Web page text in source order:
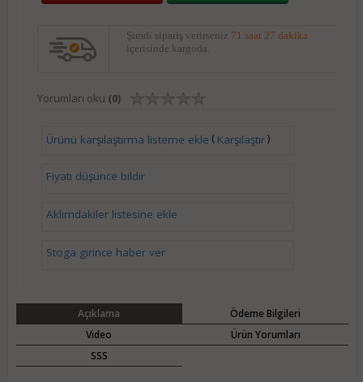
Şimdi sipariş verirseniz 71 saat 27 dakika
içerisinde kargoda.
Yorumları oku (0)
Ürünü karşılaştırma listeme ekle ( Karşılaştır)
Fiyatı düşünce bildir
Aklımdakiler listesine ekle
Stoga girince haber ver
Açıklama
Ödeme Bilgileri
Video
Ürün Yorumları
SSS